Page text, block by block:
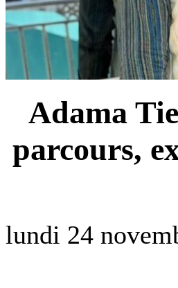
Adama
parcours,
lundi 24